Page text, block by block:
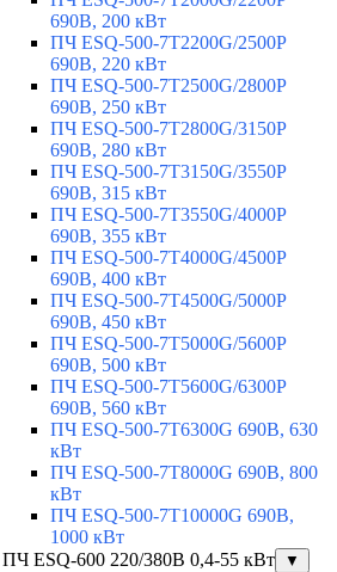
690В, 200 кВт
ПЧ ESQ-500-7T2200G/2500P
690В, 220 кВт
ПЧ ESQ-500-7T2500G/2800P
690В, 250 кВт
ПЧ ESQ-500-7T2800G/3150P
690В, 280 кВт
ПЧ ESQ-500-7T3150G/3550P
690В, 315 кВт
ПЧ ESQ-500-7T3550G/4000P
690В, 355 кВт
ПЧ ESQ-500-7T4000G/4500P
690В, 400 кВт
ПЧ ESQ-500-7T4500G/5000P
690В, 450 кВт
ПЧ ESQ-500-7T5000G/5600P
690В, 500 кВт
ПЧ ESQ-500-7T5600G/6300P
690В, 560 кВт
ПЧ ESQ-500-7T6300G 690В, 630
кВт
ПЧ ESQ-500-7T8000G 690В, 800
кВт
ПЧ ESQ-500-7T10000G 690В,
1000 кВт
ПЧ ESQ-600 220/380В 0,4-55 кВт
▼